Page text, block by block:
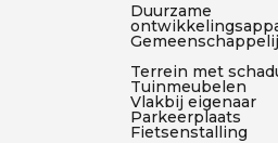
Duurzame
Terrein met
Tuinmeubelen
Vlakbij eigenaar
Parkeerplaats
Fietsenstalling